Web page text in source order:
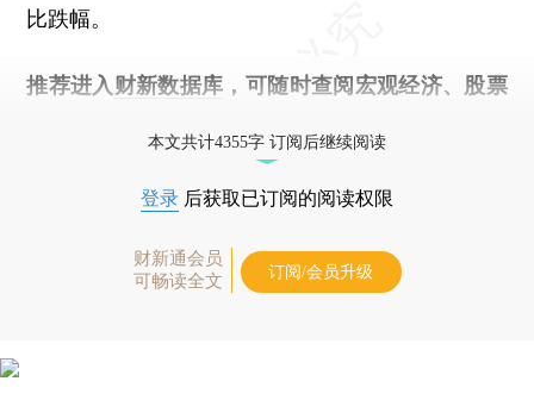
比跌幅。
推荐进入 财新数据库 ，可随时查阅宏观经济、股票
本文共计4355字 订阅后继续阅读
登录 后获取已订阅的阅读权限
财新通会员
可畅读全文
订阅/会员升级